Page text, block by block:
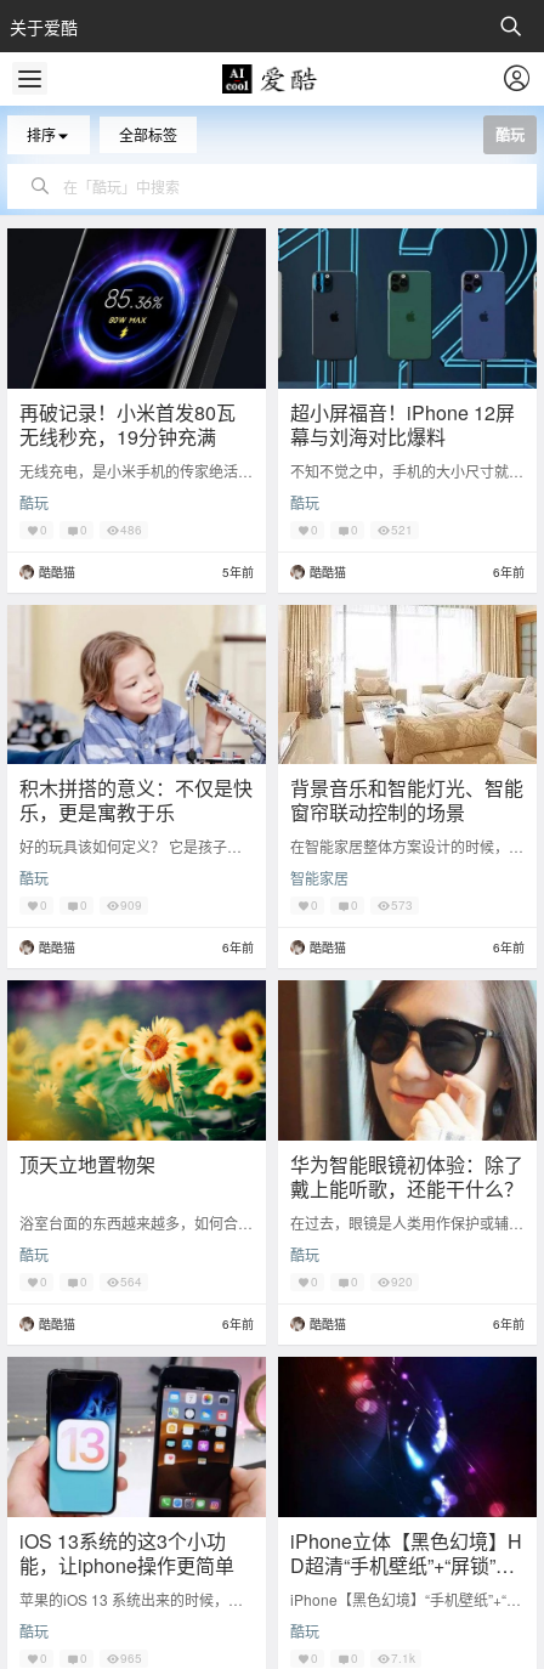
关于爱酷
排序 全部标签 酷玩
再破记录！小米首发80瓦
无线秒充，19分钟充满
无线充电，是小米手机的传家绝活。
首发50瓦无线秒充技术，刷新小米
无线领域新纪
酷玩
0 0 486
酷酷猫 5年前
超小屏福音！iPhone 12屏
幕与刘海对比爆料
不知不觉之中，手机的大小尺寸就固
得爽，但并不是每个用户都是重度用
户。对于很多小
酷玩
0 0 521
酷酷猫 6年前
积木拼搭的意义：不仅是快
乐，更是寓教于乐
好的玩具该如何定义？ 它是孩子梦
的积木零件，可以为孩子打开积木世
界的大门，通
酷玩
0 0 909
酷酷猫 6年前
背景音乐和智能灯光、智能
窗帘联动控制的场景
在智能家居整体方案设计的时候，要
使用起来更加方便。比如背景音乐系
统和灯光、窗帘
智能家居
0 0 573
酷酷猫 6年前
顶天立地置物架
浴室台面的东西越来越多，如何合理
进来时一样整洁光亮，看看这个置物
架能不能帮上忙
酷玩
0 0 564
酷酷猫 6年前
华为智能眼镜初体验：除了
戴上能听歌，还能干什么？
在过去，眼镜是人类用作保护或辅助
墨镜；看不清东西我们有近视镜、老
花镜。 而在今
酷玩
0 0 920
酷酷猫 6年前
iOS 13系统的这3个小功
能，让iphone操作更简单
苹果的iOS 13 系统出来的时候，有
新了的人已经在体验新系统，惆怅的
人还在等
酷玩
0 0 965
iPhone立体【黑色幻境】H
D超清“手机壁纸”+“屏锁”【i
os】
iPhone【黑色幻境】“手机壁纸”+“屏
【ios】 iPhoneX(XR，X
酷玩
0 0 7.1k